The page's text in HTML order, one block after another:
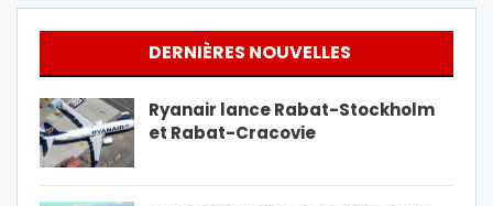
DERNIÈRES NOUVELLES
Ryanair lance Rabat-Stockholm
et Rabat-Cracovie